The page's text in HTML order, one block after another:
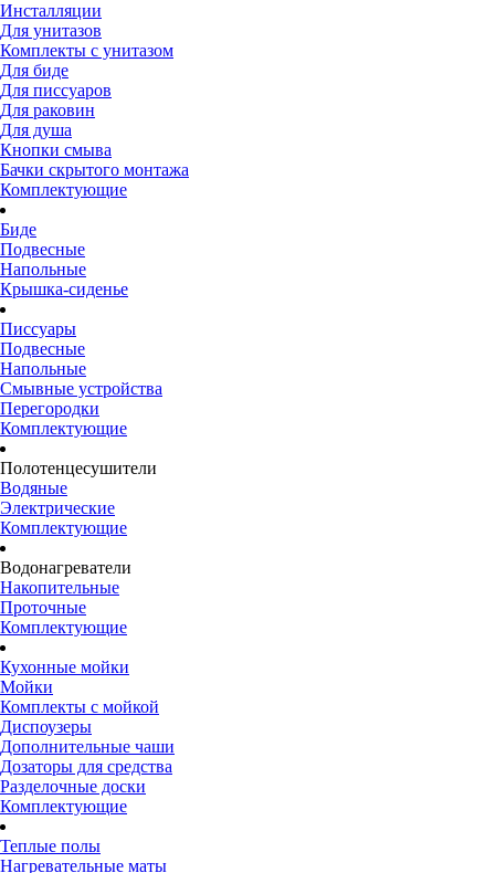
Инсталляции
Для унитазов
Комплекты с унитазом
Для биде
Для писсуаров
Для раковин
Для душа
Кнопки смыва
Бачки скрытого монтажа
Комплектующие
Биде
Подвесные
Напольные
Крышка-сиденье
Писсуары
Подвесные
Напольные
Смывные устройства
Перегородки
Комплектующие
Полотенцесушители
Водяные
Электрические
Комплектующие
Водонагреватели
Накопительные
Проточные
Комплектующие
Кухонные мойки
Мойки
Комплекты с мойкой
Диспоузеры
Дополнительные чаши
Дозаторы для средства
Разделочные доски
Комплектующие
Теплые полы
Нагревательные маты